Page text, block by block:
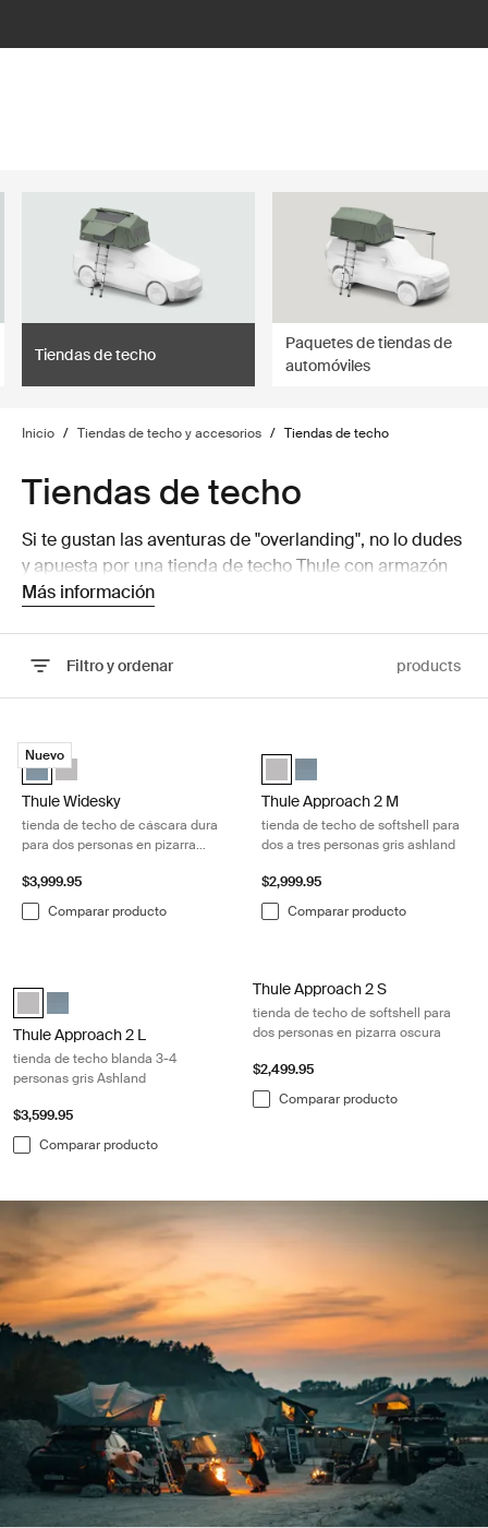
Tiendas de techo
Paquetes de tiendas de
automóviles
Inicio / Tiendas de techo y accesorios / Tiendas de techo
Tiendas de techo
Si te gustan las aventuras de "overlanding", no lo dudes
y apuesta por una tienda de techo Thule con armazón
duro o blando. Estas tiendas se han diseñado para
Más información
Filtro y ordenar products
Ir a los resultados
Thule Widesky tienda de techo de cáscara dura para dos personas
Nuevo
Thule Widesky 2-person rooftop tent dark slate Pizarra oscura
Thule Widesky 2-person rooftop tent ashland grey Gris Ceniza
Thule Widesky
tienda de techo de cáscara dura
para dos personas en pizarra
$3,999.95
Comparar producto
Thule Approach 2 M Gris
Thule Approach 2 M
Thule Approach 2 M
tienda de techo de softshell para
dos a tres personas gris ashland
$2,999.95
Comparar producto
Thule Approach 2 L Gris Ceniza (selected)
Thule Approach 2 L Pizarra oscura
Thule Approach 2 L
tienda de techo blanda 3-4
personas gris Ashland
$3,599.95
Comparar producto
Thule Approach 2 S
tienda de techo de softshell para
dos personas en pizarra oscura
$2,499.95
Comparar producto